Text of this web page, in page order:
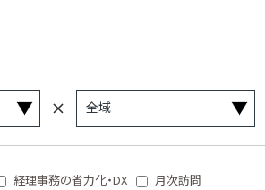
経理事務の省力化・DX
月次訪問